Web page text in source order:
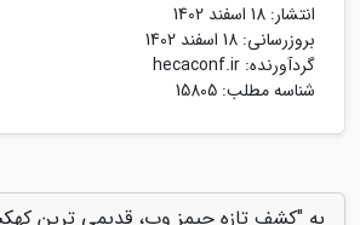
انتشار: 18 اسفند 1402
بروزرسانی: 18 اسفند 1402
گردآورنده: hecaconf.ir
شناسه مطلب: 15805
به "کشف تازه جیمز وب، قدیمی ترین